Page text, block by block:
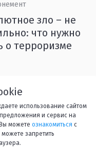
зло – не
что нужно
о терроризме
Вперед
использование сайтом
и сервис на
можете ознакомиться с
запретить